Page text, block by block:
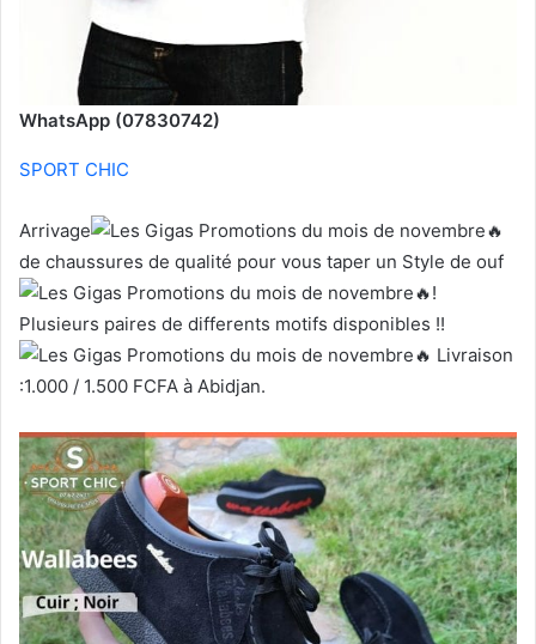
WhatsApp (07830742)
SPORT CHIC
Arrivage
de chaussures de qualité pour vous taper un Style de ouf
!
Plusieurs paires de differents motifs disponibles !!
Livraison
:1.000 / 1.500 FCFA à Abidjan.